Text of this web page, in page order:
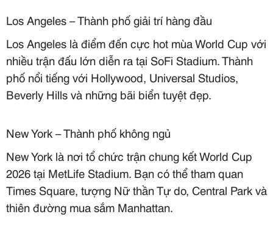
Los Angeles – Thành phố giải trí hàng đầu
Los Angeles là điểm đến cực hot mùa World Cup với
nhiều trận đấu lớn diễn ra tại SoFi Stadium. Thành
phố nổi tiếng với Hollywood, Universal Studios,
Beverly Hills và những bãi biển tuyệt đẹp.
New York – Thành phố không ngủ
New York là nơi tổ chức trận chung kết World Cup
2026 tại MetLife Stadium. Bạn có thể tham quan
Times Square, tượng Nữ thần Tự do, Central Park và
thiên đường mua sắm Manhattan.